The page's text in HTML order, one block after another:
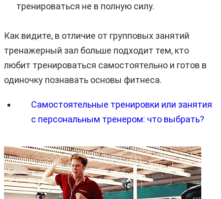
тренироваться не в полную силу.
Как видите, в отличие от групповых занятий
тренажерный зал больше подходит тем, кто
любит тренироваться самостоятельно и готов в
одиночку познавать основы фитнеса.
Самостоятельные тренировки или занятия
с персональным тренером: что выбрать?